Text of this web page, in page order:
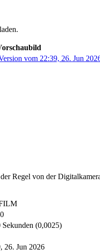
Regel von der
Sekunden (0,0025)
26. Jun 2026